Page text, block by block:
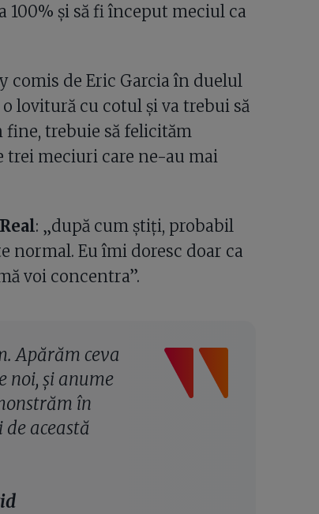
100% și să fi început meciul ca
de Eric Garcia în duelul
lovitură cu cotul și va trebui să
fine, trebuie să felicităm
trei meciuri care ne-au mai
: „după cum știți, probabil
normal. Eu îmi doresc doar ca
voi concentra”.
Apărăm ceva
noi, și anume
în
această